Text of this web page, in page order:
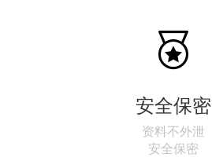

安全保密
资料不外泄
安全保密